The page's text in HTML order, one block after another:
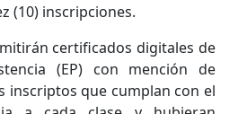
(10) inscripciones.
certificados digitales de
(EP) con mención de
inscriptos que cumplan con el